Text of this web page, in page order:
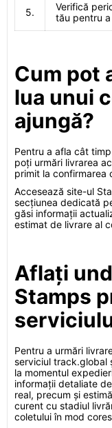
5.
Verifică
tău pentru
Cum pot
lua unui
ajungă?
Pentru a afla cât
poți urmări livrarea
primit la confirmarea
Accesează site-ul
secțiunea dedicată
găsi informații
estimat de livrare al
Aflați
Stamps
Pentru a urmări
serviciul track.global
la momentul
informații detaliate
real, precum și
curent cu stadiul
coletului în mod